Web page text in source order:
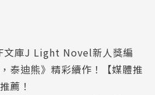
文庫J Light Novel新人獎編
泰迪熊》精彩續作！【媒體推
薦！